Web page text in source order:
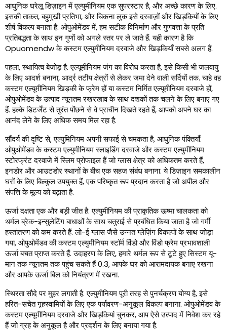
आधुनिक घरेलू डिज़ाइन में एल्युमीनियम एक सुपरस्टार है, और अच्छे कारण के लिए.
इसकी ताकत, बहुमुखी प्रतिभा, और चिकना लुक इसे दरवाज़ों और खिड़कियों के लिए
शीर्ष विकल्प बनाता है. ओपुओमेंडव में, हम सटीक विनिर्माण और गुणवत्ता के प्रति
प्रतिबद्धता के साथ इन गुणों को अगले स्तर पर ले जाते हैं. यही कारण है कि
Opuomendw के कस्टम एल्युमीनियम दरवाजे और खिड़कियाँ सबसे अलग हैं.
पहला, स्थायित्व बेजोड़ है. एल्यूमीनियम जंग का विरोध करता है, इसे किसी भी जलवायु
के लिए आदर्श बनाना, आर्द्र तटीय क्षेत्रों से लेकर जमा देने वाली सर्दियों तक. चाहे वह
कस्टम एल्यूमीनियम खिड़की के फ्रेम हों या कस्टम निर्मित एल्यूमीनियम दरवाजे हों,
ओपुओमेंडव के उत्पाद न्यूनतम रखरखाव के साथ दशकों तक चलने के लिए बनाए गए
हैं. हल्के डिटर्जेंट से तुरंत पोंछने से वे प्राचीन दिखते रहते हैं, आपको अपने घर का
आनंद लेने के लिए अधिक समय मिल रहा है.
सौंदर्य की दृष्टि से, एल्युमिनियम अपनी सफाई से चमकता है, आधुनिक पंक्तियाँ.
ओपुओमेंडव के कस्टम एल्युमीनियम स्लाइडिंग दरवाजे और कस्टम एल्युमीनियम
स्टोरफ्रंट दरवाजे में स्लिम प्रोफाइल हैं जो ग्लास क्षेत्र को अधिकतम करते हैं,
इनडोर और आउटडोर स्थानों के बीच एक सहज संबंध बनाना. ये डिज़ाइन समकालीन
घरों के लिए बिल्कुल उपयुक्त हैं, एक परिष्कृत रूप प्रदान करता है जो अपील और
संपत्ति के मूल्य को बढ़ाता है.
ऊर्जा दक्षता एक और बड़ी जीत है. एल्युमीनियम की प्राकृतिक ऊष्मा चालकता को
थर्मल ब्रेक-इन्सुलेटिंग बाधाओं के साथ चतुराई से प्रबंधित किया जाता है जो गर्मी
हस्तांतरण को कम करते हैं. लो-ई ग्लास जैसे उन्नत ग्लेज़िंग विकल्पों के साथ जोड़ा
गया, ओपुओमेंडव की कस्टम एल्युमीनियम स्टॉर्म विंडो और विंडो फ्रेम प्रभावशाली
ऊर्जा बचत प्राप्त करते हैं. उदाहरण के लिए, हमारे थर्मल रूप से टूटे हुए सिस्टम यू-
मान तक न्यूनतम तक पहुंच सकते हैं 0.3, आपके घर को आरामदायक बनाए रखना
और आपके ऊर्जा बिल को नियंत्रण में रखना.
स्थिरता सौदे पर मुहर लगाती है. एल्युमीनियम पूरी तरह से पुनर्चक्रण योग्य है, इसे
हरित-सचेत गृहस्वामियों के लिए एक पर्यावरण-अनुकूल विकल्प बनाना. ओपुओमेंडव के
कस्टम एल्यूमीनियम दरवाजे और खिड़कियां चुनकर, आप ऐसे उत्पाद में निवेश कर रहे
हैं जो ग्रह के अनुकूल है और प्रदर्शन के लिए बनाया गया है.